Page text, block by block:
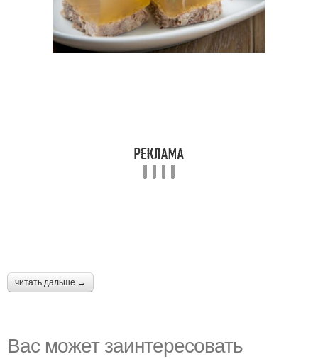
читать дальше →
Вас может заинтересовать